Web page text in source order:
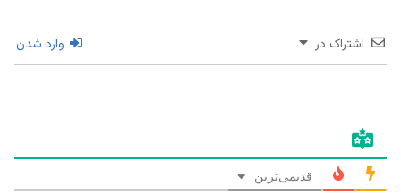
اشتراک در وارد شدن
قدیمی‌ترین